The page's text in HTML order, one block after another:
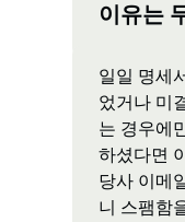
이유는
일일 명세
었거나 미
는 경우에
하셨다면
당사 이메
니 스팸함